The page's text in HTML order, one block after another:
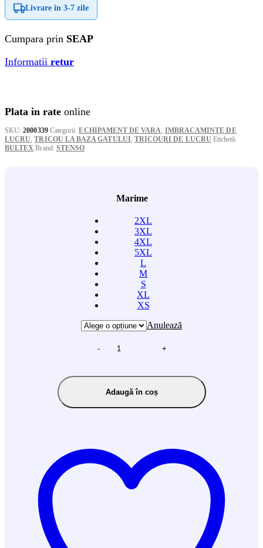
Livrare în 3-7 zile
Cumpara prin SEAP
Informatii retur
Plata in rate online
SKU:2000339 Categorii:ECHIPAMENT DE VARA IMBRACAMINTE DE
LUCRU ,TRICOU LA BAZA GATULUI TRICOURI DE LUCRU Etichetă:
BULTEX Brand: STENSO
Marime
2XL
3XL
4XL
5XL
L
M
S
XL
XS
Anulează
- +
Adaugă în coș